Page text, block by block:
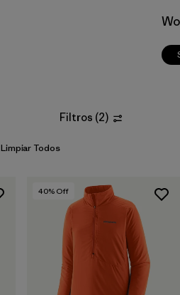
Filtros (2)
Limpiar Todos
40% Off